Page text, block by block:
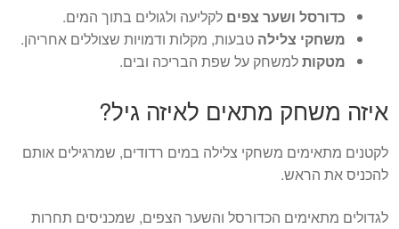
כדורסל ושער צפים לקליעה ולגולים בתוך המים.
משחקי צלילה טבעות, מקלות ודמויות שצוללים אחריהן.
מטקותלמשחק על שפת הבריכה ובים.
איזה משחק מתאים לאיזה גיל?
לקטנים מתאימים משחקי צלילה במים רדודים, שמרגילים אותם
להכניס את הראש.
לגדולים מתאימים הכדורסל והשער הצפים, שמכניסים תחרות